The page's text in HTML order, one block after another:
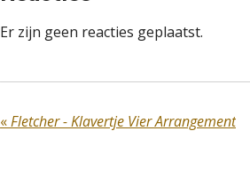
Er zijn geen reacties geplaatst.
«Fletcher - Klavertje Vier Arrangement